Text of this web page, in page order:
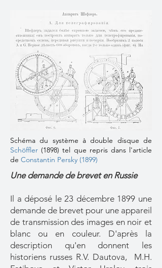
Schéma du système à double disque de
Schöffler (1898) tel que repris dans l'article
de Constantin Persky (1899)
Une demande de brevet en Russie
Il a déposé le 23 décembre 1899 une
demande de brevet pour une appareil
de transmission des images en noir et
blanc ou en couleur. D'après la
description qu'en donnent les
historiens russes R.V. Dautova, M.H.